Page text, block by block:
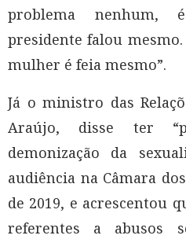
problema nenhum,
presidente falou
mulher é feia mesmo”.
Já o ministro das
Araújo, disse ter
demonização da
audiência na Câmara
de 2019, e acrescentou
referentes a abusos